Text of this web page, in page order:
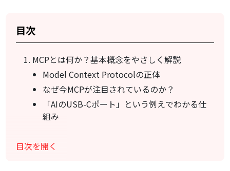
目次
MCPとは何か？基本概念をやさしく解説
Model Context Protocolの正体
なぜ今MCPが注目されているのか？
「AIのUSB-Cポート」という例えでわかる仕
組み
従来のAI連携の問題点
目次を開く